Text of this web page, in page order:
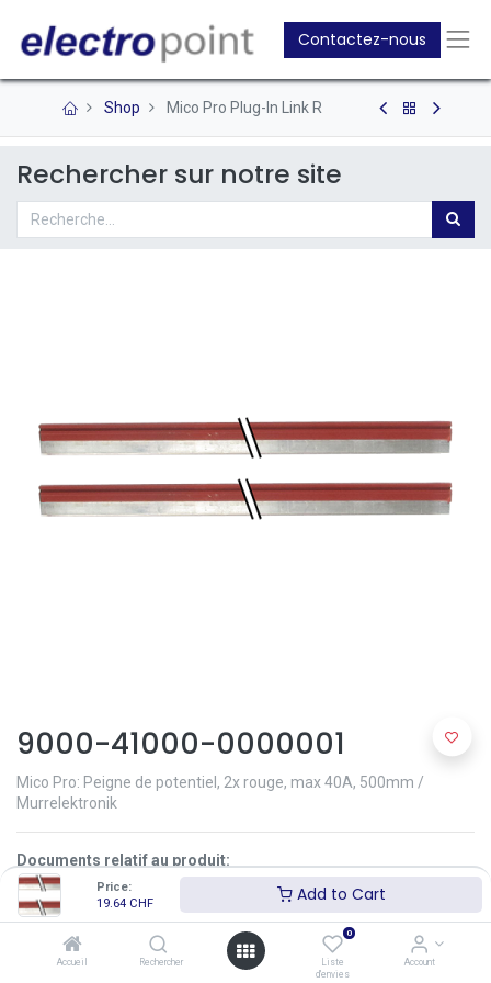
Price:
19.64 CHF Add to Cart
Accueil Rechercher
0
Liste
d'envies
Account
Contactez-nous
Shop Mico Pro Plug-In Link R
Rechercher sur notre site
9000-41000-0000001
Mico Pro: Peigne de potentiel, 2x rouge, max 40A, 500mm /
Murrelektronik
Documents relatif au produit:
Manual Mico Pro EN 9000-41011-0200000_hdb_en_17.pdf
Mico-Pro_02-17_FR.pdf
C_Mico-Pro_11-16_EN (1).pdf
19.64CHF 23.10CHF 15.0% ) CHF/